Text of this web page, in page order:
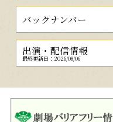
バックナンバー
出演・配信情報
最終更新日：2026/08/06